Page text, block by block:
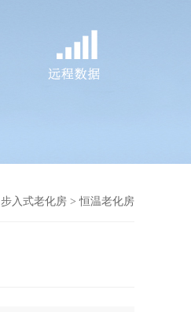
步入式老化房 > 恒温老化房